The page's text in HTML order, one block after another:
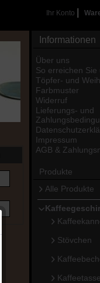
Ihr Konto
Informationen
Über uns
So erreichen Sie
Töpfer- und
Farbmuster
Widerruf
Lieferungs- und
Impressum
AGB &
Produkte
Alle Produkte
Stövchen
Kaffeetasse